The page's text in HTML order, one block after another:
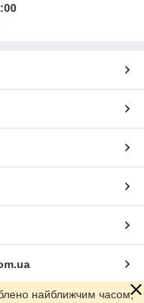
найближчим часом,